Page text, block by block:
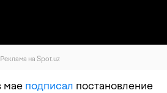
Реклама на Spot.uz
мае подписал постановление